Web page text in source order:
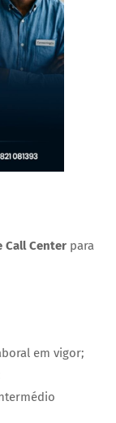
Call Center para
em vigor;